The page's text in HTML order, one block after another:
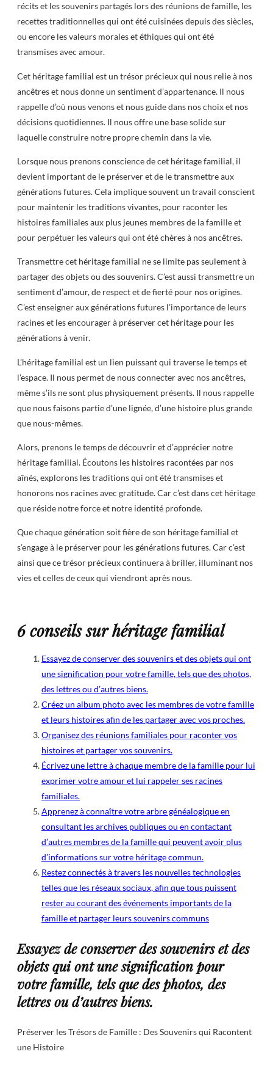
récits et les souvenirs partagés lors des réunions de famille, les
recettes traditionnelles qui ont été cuisinées depuis des siècles,
ou encore les valeurs morales et éthiques qui ont été
transmises avec amour.
Cet héritage familial est un trésor précieux qui nous relie à nos
ancêtres et nous donne un sentiment d’appartenance. Il nous
rappelle d’où nous venons et nous guide dans nos choix et nos
décisions quotidiennes. Il nous offre une base solide sur
laquelle construire notre propre chemin dans la vie.
Lorsque nous prenons conscience de cet héritage familial, il
devient important de le préserver et de le transmettre aux
générations futures. Cela implique souvent un travail conscient
pour maintenir les traditions vivantes, pour raconter les
histoires familiales aux plus jeunes membres de la famille et
pour perpétuer les valeurs qui ont été chères à nos ancêtres.
Transmettre cet héritage familial ne se limite pas seulement à
partager des objets ou des souvenirs. C’est aussi transmettre un
sentiment d’amour, de respect et de fierté pour nos origines.
C’est enseigner aux générations futures l’importance de leurs
racines et les encourager à préserver cet héritage pour les
générations à venir.
L’héritage familial est un lien puissant qui traverse le temps et
l’espace. Il nous permet de nous connecter avec nos ancêtres,
même s’ils ne sont plus physiquement présents. Il nous rappelle
que nous faisons partie d’une lignée, d’une histoire plus grande
que nous-mêmes.
Alors, prenons le temps de découvrir et d’apprécier notre
héritage familial. Écoutons les histoires racontées par nos
aînés, explorons les traditions qui ont été transmises et
honorons nos racines avec gratitude. Car c’est dans cet héritage
que réside notre force et notre identité profonde.
Que chaque génération soit fière de son héritage familial et
s’engage à le préserver pour les générations futures. Car c’est
ainsi que ce trésor précieux continuera à briller, illuminant nos
vies et celles de ceux qui viendront après nous.
6 conseils sur héritage familial
Essayez de conserver des souvenirs et des objets qui ont
une signification pour votre famille, tels que des photos,
des lettres ou d’autres biens.
Créez un album photo avec les membres de votre famille
et leurs histoires afin de les partager avec vos proches.
Organisez des réunions familiales pour raconter vos
histoires et partager vos souvenirs.
Écrivez une lettre à chaque membre de la famille pour lui
exprimer votre amour et lui rappeler ses racines
familiales.
Apprenez à connaître votre arbre généalogique en
consultant les archives publiques ou en contactant
d’autres membres de la famille qui peuvent avoir plus
d’informations sur votre héritage commun.
Restez connectés à travers les nouvelles technologies
telles que les réseaux sociaux, afin que tous puissent
rester au courant des événements importants de la
famille et partager leurs souvenirs communs
Essayez de conserver des souvenirs et des
objets qui ont une signification pour
votre famille, tels que des photos, des
lettres ou d’autres biens.
Préserver les Trésors de Famille : Des Souvenirs qui Racontent
une Histoire